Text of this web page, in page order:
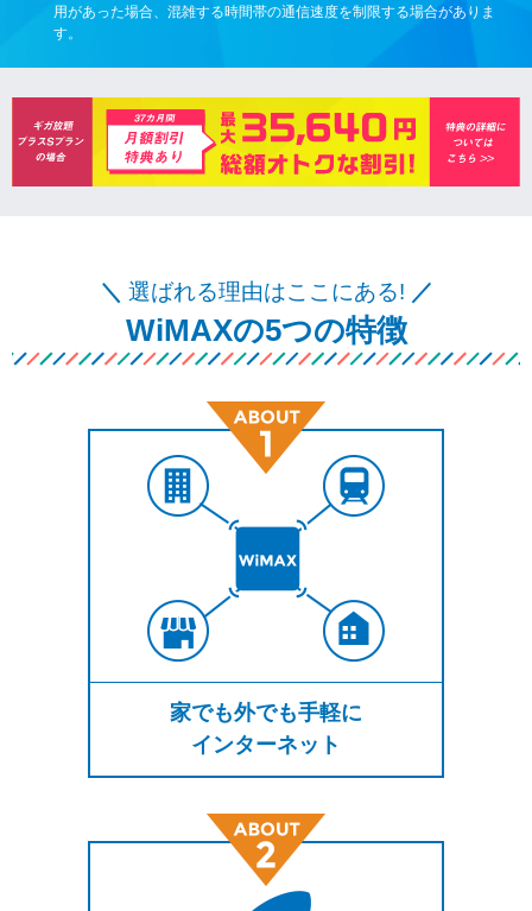
用があった場合、混雑する時間帯の通信速度を制限する場合がありま
す。
＼ 選ばれる理由はここにある! ／
WiMAXの5つの特徴
家でも外でも手軽に
インターネット